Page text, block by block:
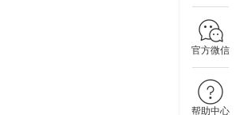
官方微信
帮助中心